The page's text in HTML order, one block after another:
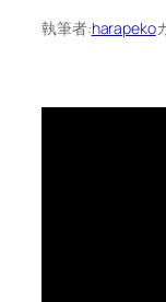
執筆者:harapeko